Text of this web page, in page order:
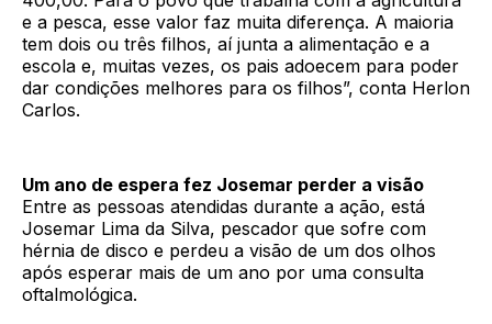
e a pesca, esse valor faz muita diferença. A maioria
tem dois ou três filhos, aí junta a alimentação e a
escola e, muitas vezes, os pais adoecem para poder
dar condições melhores para os filhos”, conta Herlon
Carlos.
Um ano de espera fez Josemar perder a visão
Entre as pessoas atendidas durante a ação, está
Josemar Lima da Silva, pescador que sofre com
hérnia de disco e perdeu a visão de um dos olhos
após esperar mais de um ano por uma consulta
oftalmológica.